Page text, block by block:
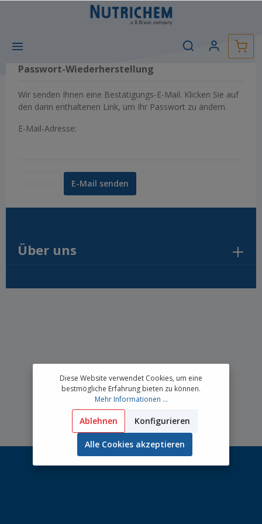
Passwort-Wiederherstellung
Wir senden Ihnen eine Bestätigungs-E-Mail. Klicken Sie auf
den darin enthaltenen Link, um Ihr Passwort zu ändern.
E-Mail-Adresse:
E-Mail senden
Über uns
Diese Website verwendet Cookies, um eine
bestmögliche Erfahrung bieten zu können.
Mehr Informationen ...
Ablehnen Konfigurieren
Alle Cookies akzeptieren